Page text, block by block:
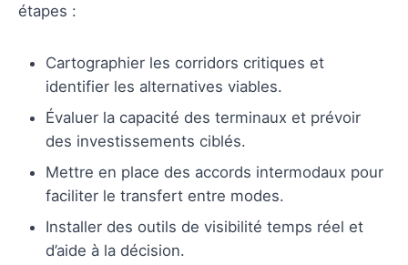
étapes :
Cartographier les corridors critiques et
identifier les alternatives viables.
Évaluer la capacité des terminaux et prévoir
des investissements ciblés.
Mettre en place des accords intermodaux pour
faciliter le transfert entre modes.
Installer des outils de visibilité temps réel et
d’aide à la décision.